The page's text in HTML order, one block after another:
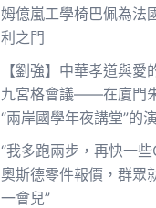
姆億嵐工學椅巴佩為法
利之門
【劉強】中華孝道與愛
九宮格會議——在廈門
“兩岸國學年夜講堂”的
“我多跑兩步，再快一些
奧斯德零件報價，群眾
一會兒”